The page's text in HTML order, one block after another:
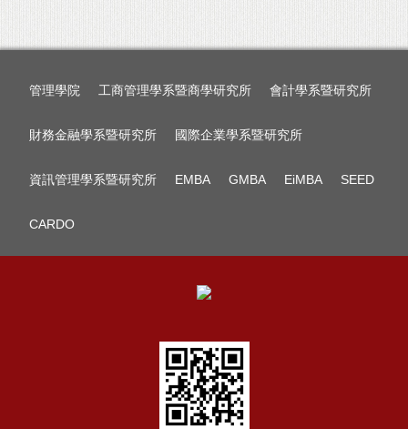
管理學院 工商管理學系暨商學研究所 會計學系暨研究所
財務金融學系暨研究所 國際企業學系暨研究所
資訊管理學系暨研究所 EMBA GMBA EiMBA SEED
CARDO